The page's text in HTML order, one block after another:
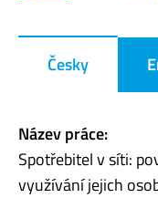
Česky
Název práce:
Spotřebitel v síti:
využívání jejich